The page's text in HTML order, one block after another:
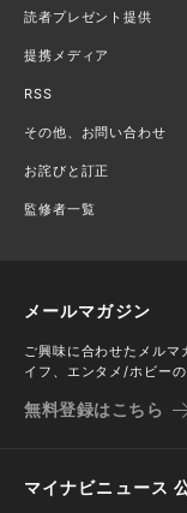
読者プレゼント提供
提携メディア
RSS
その他、お問い合わせ
お詫びと訂正
監修者一覧
メールマガジン
ご興味に合わせたメル
イフ、エンタメ/ホビーの
無料登録はこちら
マイナビニュース